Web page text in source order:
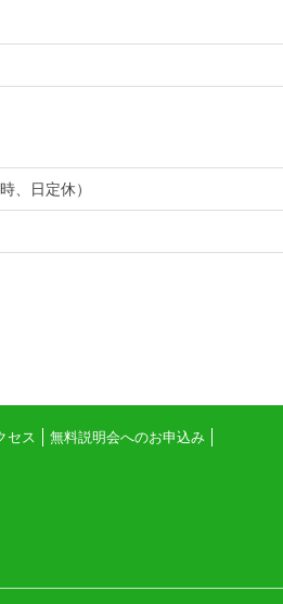
、日定休）
セス 無料説明会へのお申込み